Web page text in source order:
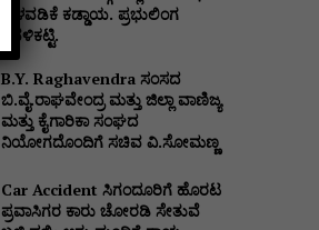
ಅಳವಡಿಕೆ ಕಡ್ಡಾಯ. ಪ್ರಭುಲಿಂಗ
ಕವಳಿಕಟ್ಟಿ.
B.Y. Raghavendra ಸಂಸದ
ಬಿ.ವೈ.ರಾಘವೇಂದ್ರ ಮತ್ತು ಜಿಲ್ಲಾ ವಾಣಿಜ್ಯ
ಮತ್ತು ಕೈಗಾರಿಕಾ ಸಂಘದ
ನಿಯೋಗದೊಂದಿಗೆ ಸಚಿವ ವಿ‌.ಸೋಮಣ್ಣ
Car Accident ಸಿಗಂದೂರಿಗೆ ಹೊರಟ
ಪ್ರವಾಸಿಗರ ಕಾರು ಚೋರಡಿ ಸೇತುವೆ